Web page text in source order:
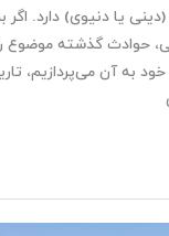
یا دنیوی) دارد. اگر
حوادث گذشته
به آن می‌‌‌پردازیم،